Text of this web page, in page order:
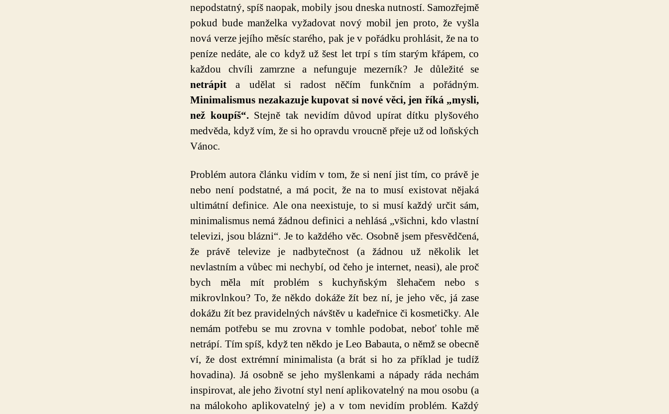
nepodstatný, spíš naopak, mobily jsou dneska nutností. Samozřejmě
pokud bude manželka vyžadovat nový mobil jen proto, že vyšla
nová verze jejího měsíc starého, pak je v pořádku prohlásit, že na to
peníze nedáte, ale co když už šest let trpí s tím starým křápem, co
každou chvíli zamrzne a nefunguje mezerník? Je důležité se
netrápit a udělat si radost něčím funkčním a pořádným.
Minimalismus nezakazuje kupovat si nové věci, jen říká „mysli,
než koupíš“.Stejně tak nevidím důvod upírat dítku plyšového
medvěda, když vím, že si ho opravdu vroucně přeje už od loňských
Vánoc.
Problém autora článku vidím v tom, že si není jist tím, co právě je
nebo není podstatné, a má pocit, že na to musí existovat nějaká
ultimátní definice. Ale ona neexistuje, to si musí každý určit sám,
minimalismus nemá žádnou definici a nehlásá „všichni, kdo vlastní
televizi, jsou blázni“. Je to každého věc. Osobně jsem přesvědčená,
že právě televize je nadbytečnost (a žádnou už několik let
nevlastním a vůbec mi nechybí, od čeho je internet, neasi), ale proč
bych měla mít problém s kuchyňským šlehačem nebo s
mikrovlnkou? To, že někdo dokáže žít bez ní, je jeho věc, já zase
dokážu žít bez pravidelných návštěv u kadeřnice či kosmetičky. Ale
nemám potřebu se mu zrovna v tomhle podobat, neboť tohle mě
netrápí. Tím spíš, když ten někdo je Leo Babauta, o němž se obecně
ví, že dost extrémní minimalista (a brát si ho za příklad je tudíž
hovadina). Já osobně se jeho myšlenkami a nápady ráda nechám
inspirovat, ale jeho životní styl není aplikovatelný na mou osobu (a
na málokoho aplikovatelný je) a v tom nevidím problém. Každý